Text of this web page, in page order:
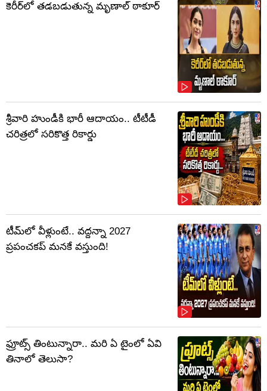
కెరీర్‌లో తడబడుతున్న మృణాల్ ఠాకూర్
శ్రీవారి హుండీకి భారీ ఆదాయం.. టీటీడీ
చరిత్రలో సరికొత్త రికార్డు
టీమ్‌లో వీళ్లుంటే.. వద్దన్నా 2027
ప్రపంచకప్‌ మనకే వస్తుంది!
ఫ్రూట్స్‌ తింటున్నారా.. మరి ఏ టైంలో ఏవి
తినాలో తెలుసా?